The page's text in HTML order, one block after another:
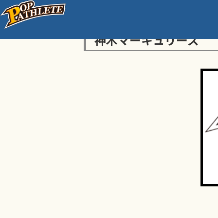
神木マーキュリーズ